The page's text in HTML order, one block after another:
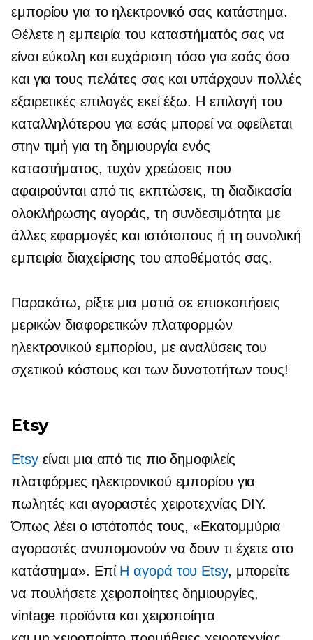
εμπορίου για το ηλεκτρονικό σας κατάστημα.
Θέλετε η εμπειρία του καταστήματός σας να
είναι εύκολη και ευχάριστη τόσο για εσάς όσο
και για τους πελάτες σας και υπάρχουν πολλές
εξαιρετικές επιλογές εκεί έξω. Η επιλογή του
καταλληλότερου για εσάς μπορεί να οφείλεται
στην τιμή για τη δημιουργία ενός
καταστήματος, τυχόν χρεώσεις που
αφαιρούνται από τις εκπτώσεις, τη διαδικασία
ολοκλήρωσης αγοράς, τη συνδεσιμότητα με
άλλες εφαρμογές και ιστότοπους ή τη συνολική
εμπειρία διαχείρισης του αποθέματός σας.
Παρακάτω, ρίξτε μια ματιά σε επισκοπήσεις
μερικών διαφορετικών πλατφορμών
ηλεκτρονικού εμπορίου, με αναλύσεις του
σχετικού κόστους και των δυνατοτήτων τους!
Etsy
Etsyείναι μια από τις πιο δημοφιλείς
πλατφόρμες ηλεκτρονικού εμπορίου για
πωλητές και αγοραστές χειροτεχνίας DIY.
Όπως λέει ο ιστότοπός τους, «Εκατομμύρια
αγοραστές ανυπομονούν να δουν τι έχετε στο
κατάστημα». Επί Η αγορά του Etsy, μπορείτε
να πουλήσετε χειροποίητες δημιουργίες,
vintage προϊόντα και χειροποίητα